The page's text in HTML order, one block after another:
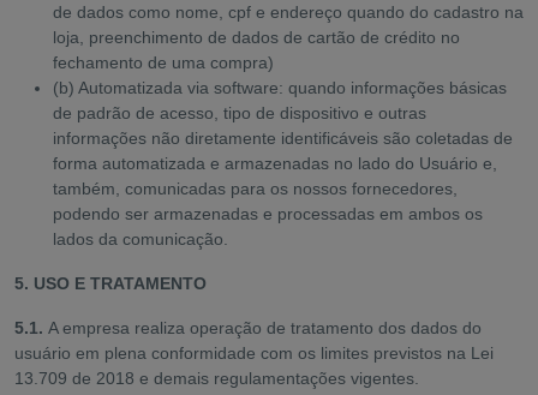
de dados como nome, cpf e endereço quando do cadastro na
loja, preenchimento de dados de cartão de crédito no
fechamento de uma compra)
(b) Automatizada via software: quando informações básicas
de padrão de acesso, tipo de dispositivo e outras
informações não diretamente identificáveis são coletadas de
forma automatizada e armazenadas no lado do Usuário e,
também, comunicadas para os nossos fornecedores,
podendo ser armazenadas e processadas em ambos os
lados da comunicação.
5. USO E TRATAMENTO
5.1. A empresa realiza operação de tratamento dos dados do
usuário em plena conformidade com os limites previstos na Lei
13.709 de 2018 e demais regulamentações vigentes.